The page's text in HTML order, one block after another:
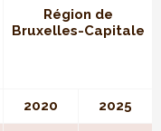
Région de
Bruxelles-Capitale
2020 2025